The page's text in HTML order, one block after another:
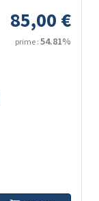
85,00 €
prime : 54.81%